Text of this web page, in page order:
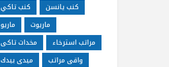
كنب تاكي
كنب يانسن
ماريو
ماريوت
مخدات تاكى
مراتب استرخاء
ميدى بيدك
واقى مراتب